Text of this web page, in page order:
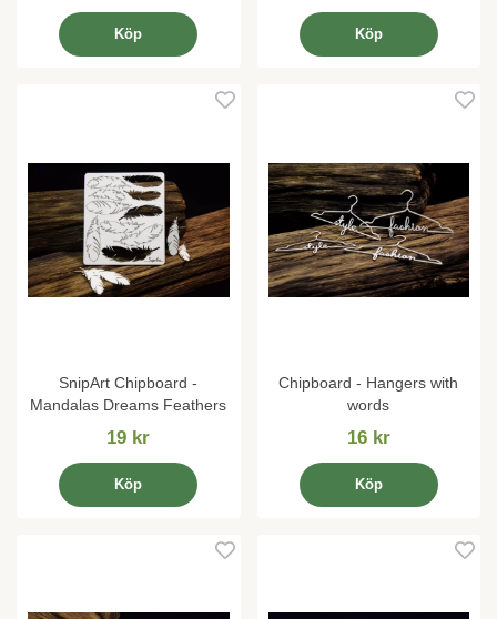
Köp Köp
SnipArt Chipboard -
Mandalas Dreams Feathers
19 kr
Köp
Chipboard - Hangers with
words
16 kr
Köp